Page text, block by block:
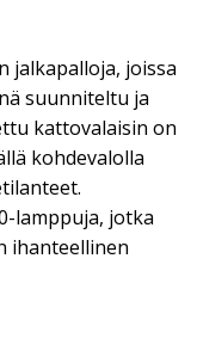
jalkapalloja, joissa
suunniteltu ja
kattovalaisin on
kohdevalolla
lamppuja, jotka
ihanteellinen